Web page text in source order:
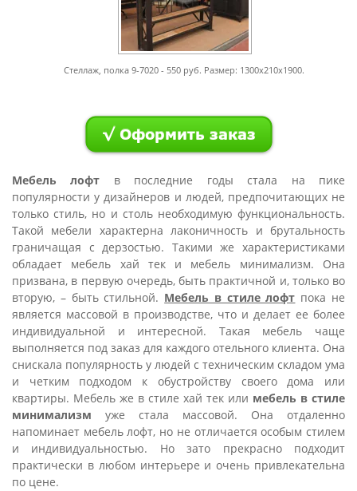
Стеллаж, полка 9-7020 - 550 руб. Размер: 1300х210х1900.
Мебель лофт в последние годы стала на пике
популярности у дизайнеров и людей, предпочитающих не
только стиль, но и столь необходимую функциональность.
Такой мебели характерна лаконичность и брутальность
граничащая с дерзостью. Такими же характеристиками
обладает мебель хай тек и мебель минимализм. Она
призвана, в первую очередь, быть практичной и, только во
вторую, – быть стильной. Мебель в стиле лофт пока не
является массовой в производстве, что и делает ее более
индивидуальной и интересной. Такая мебель чаще
выполняется под заказ для каждого отельного клиента. Она
снискала популярность у людей с техническим складом ума
и четким подходом к обустройству своего дома или
квартиры. Мебель же в стиле хай тек или мебель в стиле
минимализм уже стала массовой. Она отдаленно
напоминает мебель лофт, но не отличается особым стилем
и индивидуальностью. Но зато прекрасно подходит
практически в любом интерьере и очень привлекательна
по цене.